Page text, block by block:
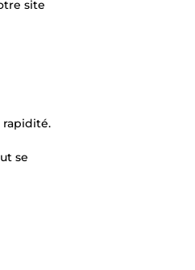
site
rapidité.
se